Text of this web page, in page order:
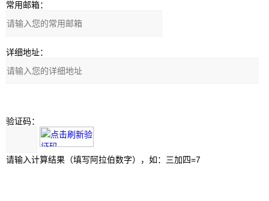
常用邮箱：
详细地址：
验证码：
请输入计算结果（填写阿拉伯数字），如：三加四=7